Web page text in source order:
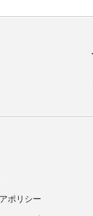
ポリシー